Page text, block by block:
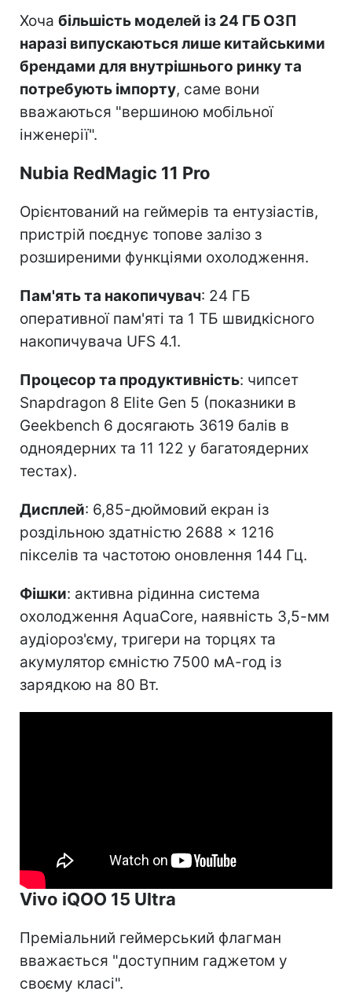
Хоча більшість моделей із 24 ГБ ОЗП
наразі випускаються лише китайськими
брендами для внутрішнього ринку та
потребують імпорту, саме вони
вважаються "вершиною мобільної
інженерії".
Nubia RedMagic 11 Pro
Орієнтований на геймерів та ентузіастів,
пристрій поєднує топове залізо з
розширеними функціями охолодження.
Пам'ять та накопичувач: 24 ГБ
оперативної пам'яті та 1 ТБ швидкісного
накопичувача UFS 4.1.
Процесор та продуктивність: чипсет
Snapdragon 8 Elite Gen 5 (показники в
Geekbench 6 досягають 3619 балів в
одноядерних та 11 122 у багатоядерних
тестах).
Дисплей: 6,85-дюймовий екран із
роздільною здатністю 2688 × 1216
пікселів та частотою оновлення 144 Гц.
Фішки: активна рідинна система
охолодження AquaCore, наявність 3,5-мм
аудіороз'єму, тригери на торцях та
акумулятор ємністю 7500 мА-год із
зарядкою на 80 Вт.
Vivo iQOO 15 Ultra
Преміальний геймерський флагман
вважається "доступним гаджетом у
своєму класі".